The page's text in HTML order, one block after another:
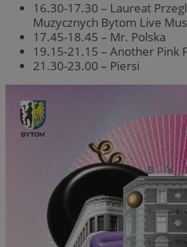
16.30-17.30 – Laureat
Muzycznych Bytom Live
17.45-18.45 – Mr. Polska
19.15-21.15 – Another Pink
21.30-23.00 – Piersi